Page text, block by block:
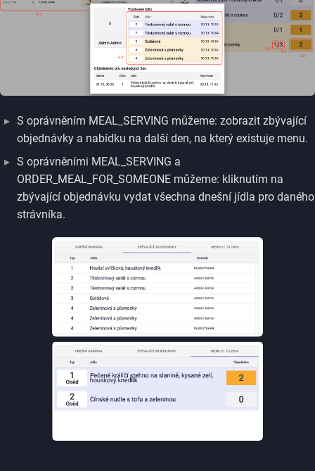
S oprávněním MEAL_SERVING můžeme: zobrazit zbývající
objednávky a nabídku na další den, na který existuje menu.
S oprávněními MEAL_SERVING a
ORDER_MEAL_FOR_SOMEONE můžeme: kliknutím na
zbývající objednávku vydat všechna dnešní jídla pro daného
strávníka.